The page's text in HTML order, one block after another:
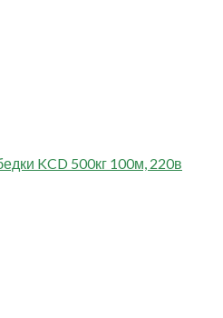
KCD 500кг 100м, 220в